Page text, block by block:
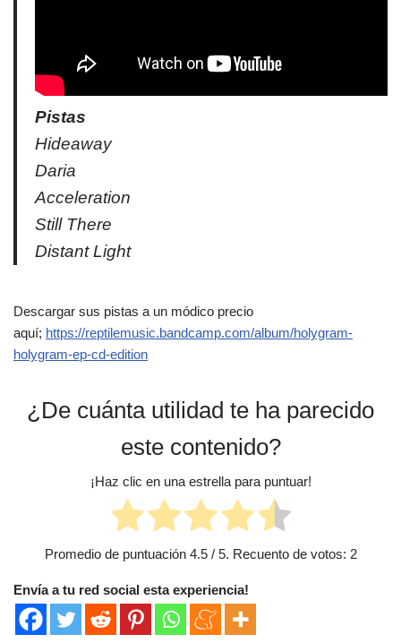
Pistas
Hideaway
Daria
Acceleration
Still There
Distant Light
Descargar sus pistas a un módico precio
aquí; https://reptilemusic.bandcamp.com/album/holygram-
holygram-ep-cd-edition
¿De cuánta utilidad te ha parecido
este contenido?
¡Haz clic en una estrella para puntuar!
Promedio de puntuación 4.5/ 5. Recuento de votos: 2
Envía a tu red social esta experiencia!